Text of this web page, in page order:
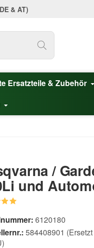
& AT)
Ersatzteile & Zubehör
/
und
6120180
584408901